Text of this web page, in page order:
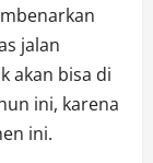
jalan
akan bisa di
ini, karena
ini.